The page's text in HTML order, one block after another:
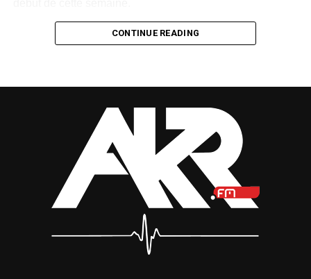
Cette succession de publications illustre la volonté du
dans le potentiel de
MEA
« Bandidas », la chanteuse reste fidèle à son
identité musicale. Sa voix douce se mêle à une
production afro-pop aux sonorités modernes, livrant un
titre mélodieux qui confirme sa direction artistique. Sans
MEA
l’authenticité pour séduire les mélomanes.
CONTINUE READING